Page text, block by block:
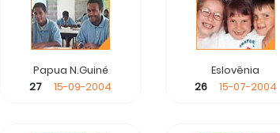
Papua N.Guiné
27
15-09-2004
Eslovênia
26
15-07-2004